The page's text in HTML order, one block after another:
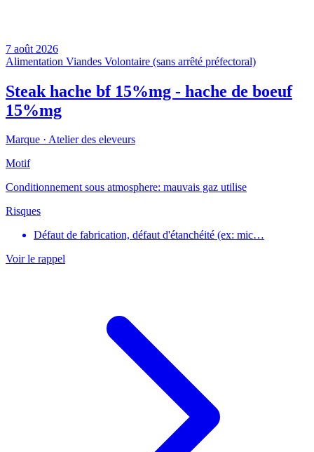
7 août 2026
Alimentation Viandes Volontaire (sans arrêté préfectoral)
Steak hache bf 15%mg - hache de boeuf
15%mg
Marque · Atelier des eleveurs
Motif
Conditionnement sous atmosphere: mauvais gaz utilise
Risques
Défaut de fabrication, défaut d'étanchéité (ex: mic…
Voir le rappel